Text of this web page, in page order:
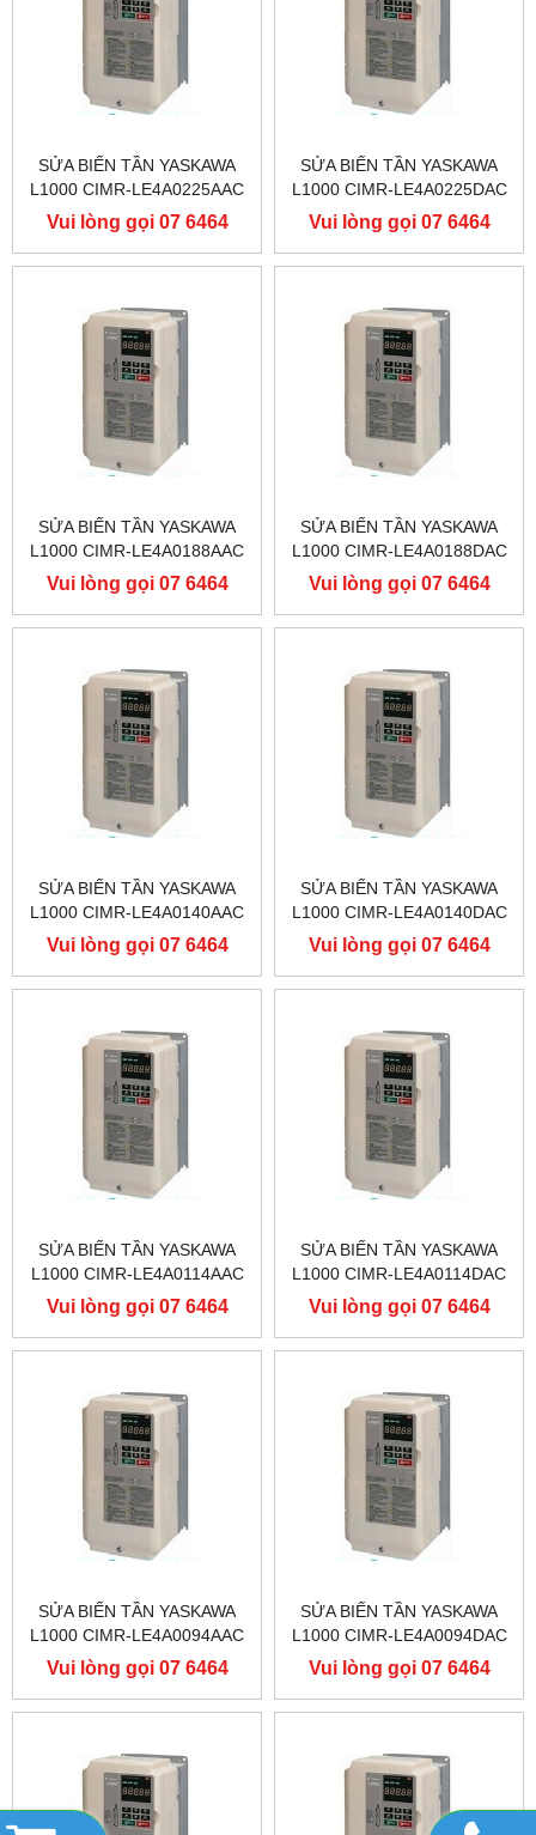
SỬA BIẾN TẦN YASKAWA
L1000 CIMR-LE4A0225AAC
400V 110KW, BIẾN TẦN
YASKAWA L1000
Vui lòng gọi 07 6464
9556
SỬA BIẾN TẦN YASKAWA
L1000 CIMR-LE4A0225DAC
400V 110KW, BIẾN TẦN
YASKAWA L1000
Vui lòng gọi 07 6464
9556
SỬA BIẾN TẦN YASKAWA
L1000 CIMR-LE4A0188AAC
400V 90KW, BIẾN TẦN
YASKAWA L1000
Vui lòng gọi 07 6464
9556
SỬA BIẾN TẦN YASKAWA
L1000 CIMR-LE4A0188DAC
400V 90KW, BIẾN TẦN
YASKAWA L1000
Vui lòng gọi 07 6464
9556
SỬA BIẾN TẦN YASKAWA
L1000 CIMR-LE4A0140AAC
400V 75KW, BIẾN TẦN
YASKAWA L1000
Vui lòng gọi 07 6464
9556
SỬA BIẾN TẦN YASKAWA
L1000 CIMR-LE4A0140DAC
400V 75KW, BIẾN TẦN
YASKAWA L1000
Vui lòng gọi 07 6464
9556
SỬA BIẾN TẦN YASKAWA
L1000 CIMR-LE4A0114AAC
400V 55KW, BIẾN TẦN
YASKAWA L1000
Vui lòng gọi 07 6464
9556
SỬA BIẾN TẦN YASKAWA
L1000 CIMR-LE4A0114DAC
400V 55KW, BIẾN TẦN
YASKAWA L1000
Vui lòng gọi 07 6464
9556
SỬA BIẾN TẦN YASKAWA
L1000 CIMR-LE4A0094AAC
400V 45KW, BIẾN TẦN
YASKAWA L1000
Vui lòng gọi 07 6464
9556
SỬA BIẾN TẦN YASKAWA
L1000 CIMR-LE4A0094DAC
400V 45KW, BIẾN TẦN
YASKAWA L1000
Vui lòng gọi 07 6464
9556